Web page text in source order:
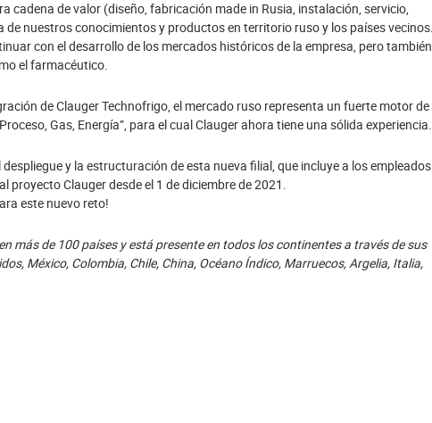
cadena de valor (diseño, fabricación made in Rusia, instalación, servicio,
nuestros conocimientos y productos en territorio ruso y los países vecinos.
con el desarrollo de los mercados históricos de la empresa, pero también
el farmacéutico.
de Clauger Technofrigo, el mercado ruso representa un fuerte motor de
Gas, Energía”, para el cual Clauger ahora tiene una sólida experiencia.
y la estructuración de esta nueva filial, que incluye a los empleados
proyecto Clauger desde el 1 de diciembre de 2021.
este nuevo reto!
más de 100 países y está presente en todos los continentes a través de sus
México, Colombia, Chile, China, Océano Índico, Marruecos, Argelia, Italia,